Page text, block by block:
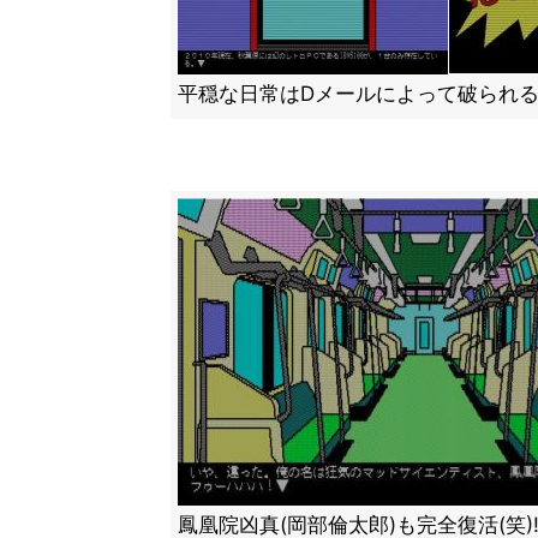
平穏な日常はDメールによって破られる
鳳凰院凶真(岡部倫太郎)も完全復活(笑